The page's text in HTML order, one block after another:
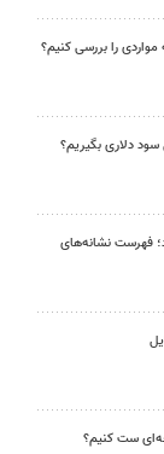
را بررسی کنیم؟
سود دلاری بگیریم؟
فهرست نشانه‌های
ست کنیم؟